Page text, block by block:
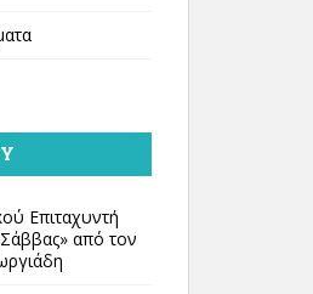
Επιταχυντή
από τον